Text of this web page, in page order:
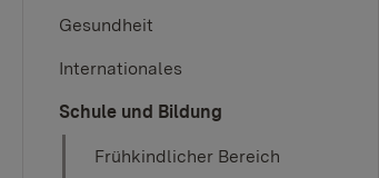
Gesundheit
Internationales
Schule und Bildung
Frühkindlicher Bereich